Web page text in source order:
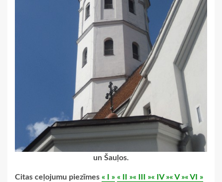
un Šauļos.
Citas ceļojumu piezīmes « I » « II »« III »« IV »« V »« VI »